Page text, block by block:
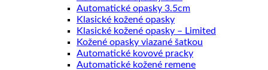
Automatické opasky 3.5cm
Klasické kožené opasky
Klasické kožené opasky – Limited
Kožené opasky viazané šatkou
Automatické kovové pracky
Automatické kožené remene